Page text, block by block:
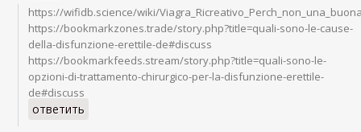
https://wifidb.science/wiki/
https://bookmarkzones.trade/story.php?title=quali-sono-le-cause-
della-disfunzione-erettile-de#discuss
https://bookmarkfeeds.stream/story.php?title=quali-sono-le-
opzioni-di-trattamento-chirurgico-per-la-disfunzione-erettile-
de#discuss
ответить